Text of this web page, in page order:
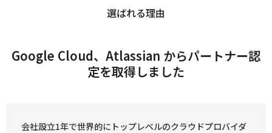
選ばれる理由
Google Cloud、Atlassian からパートナー認
定を取得しました
会社設立1年で世界的にトップレベルのクラウドプロバイダ